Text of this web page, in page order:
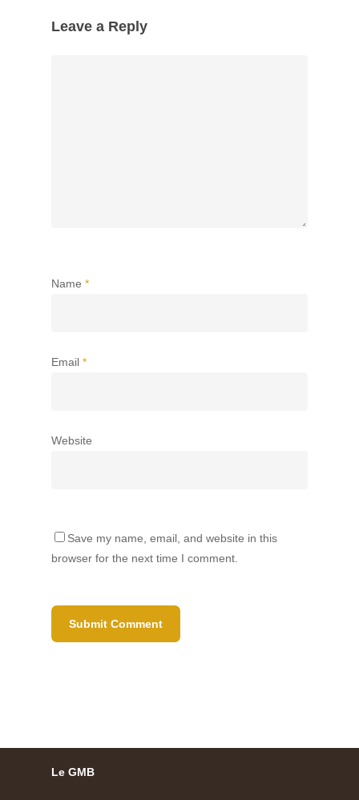
Leave a Reply
Name *
Email *
Website
Save my name, email, and website in this
browser for the next time I comment.
Le GMB